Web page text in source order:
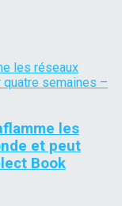
les
et peut
Book